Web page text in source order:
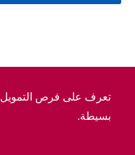
تعرف على فرص التمويل
بسيطة.